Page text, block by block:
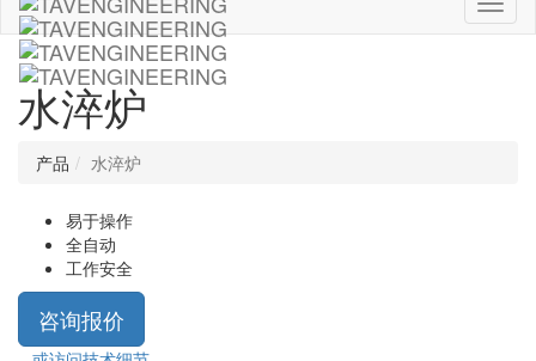
水淬炉
产品 水淬炉
易于操作
全自动
工作安全
咨询报价